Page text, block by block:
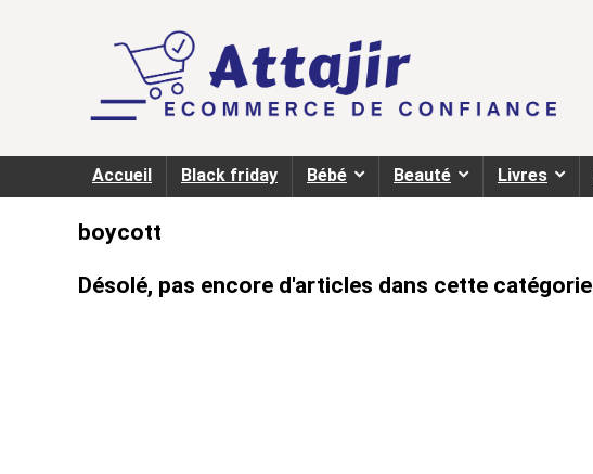
Accueil Black friday Bébé Beauté Livres
boycott
Désolé, pas encore d'articles dans cette catégorie